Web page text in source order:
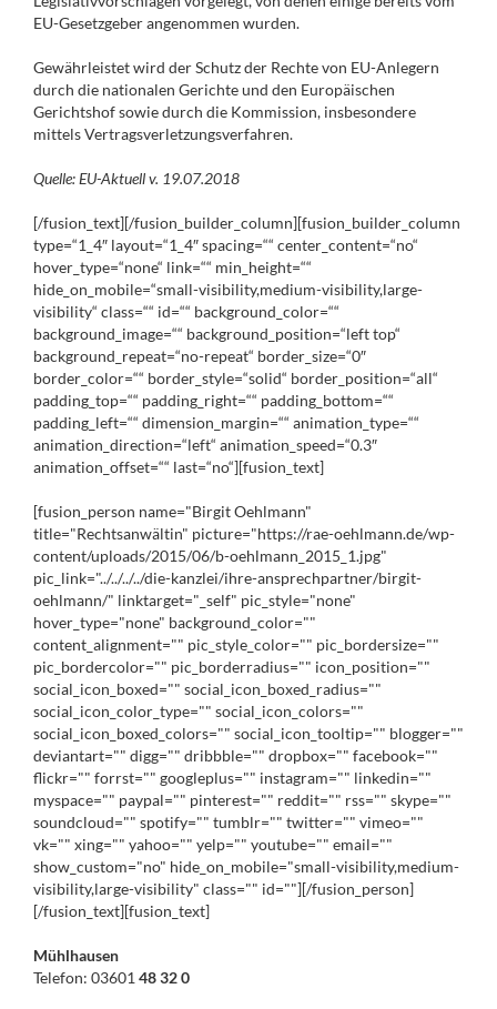
EU-Gesetzgeber angenommen wurden.
Gewährleistet wird der Schutz der Rechte von EU-Anlegern
durch die nationalen Gerichte und den Europäischen
Gerichtshof sowie durch die Kommission, insbesondere
mittels Vertragsverletzungsverfahren.
Quelle: EU-Aktuell v. 19.07.2018
[/fusion_text][/fusion_builder_column][fusion_builder_column
type=“1_4″ layout=“1_4″ spacing=““ center_content=“no“
hover_type=“none“ link=““ min_height=““
hide_on_mobile=“small-visibility,medium-visibility,large-
visibility“ class=““ id=““ background_color=““
background_image=““ background_position=“left top“
background_repeat=“no-repeat“ border_size=“0″
border_color=““ border_style=“solid“ border_position=“all“
padding_top=““ padding_right=““ padding_bottom=““
padding_left=““ dimension_margin=““ animation_type=““
animation_direction=“left“ animation_speed=“0.3″
animation_offset=““ last=“no“][fusion_text]
[fusion_person name="Birgit Oehlmann"
title="Rechtsanwältin" picture="https://rae-oehlmann.de/wp-
content/uploads/2015/06/b-oehlmann_2015_1.jpg"
pic_link="../../../../die-kanzlei/ihre-ansprechpartner/birgit-
oehlmann/" linktarget="_self" pic_style="none"
hover_type="none" background_color=""
content_alignment="" pic_style_color="" pic_bordersize=""
pic_bordercolor="" pic_borderradius="" icon_position=""
social_icon_boxed="" social_icon_boxed_radius=""
social_icon_color_type="" social_icon_colors=""
social_icon_boxed_colors="" social_icon_tooltip="" blogger=""
deviantart="" digg="" dribbble="" dropbox="" facebook=""
flickr="" forrst="" googleplus="" instagram="" linkedin=""
myspace="" paypal="" pinterest="" reddit="" rss="" skype=""
soundcloud="" spotify="" tumblr="" twitter="" vimeo=""
vk="" xing="" yahoo="" yelp="" youtube="" email=""
show_custom="no" hide_on_mobile="small-visibility,medium-
visibility,large-visibility" class="" id=""][/fusion_person]
[/fusion_text][fusion_text]
Mühlhausen
Telefon: 03601 48 32 0